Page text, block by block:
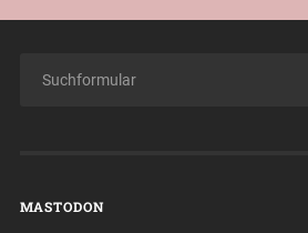
MASTODON